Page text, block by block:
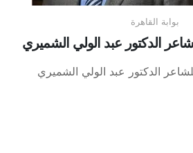
بوابة القاهرة
الدكتور عبد الولي الشميري
الدكتور عبد الولي الشميري